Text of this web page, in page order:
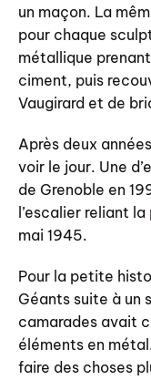
un maçon. La
pour chaque
métallique
ciment, puis
Vaugirard et de
Après deux
voir le jour. Une
de Grenoble en
l’escalier reliant
mai 1945.
Pour la petite
Géants suite à un
camarades avait
éléments en
faire des choses